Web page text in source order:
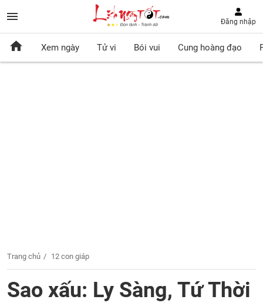
Đăng nhập
Xem ngày Tử vi Bói vui Cung hoàng đạo
Trang chủ 12 con giáp
Sao xấu: Ly Sàng, Tứ Thời